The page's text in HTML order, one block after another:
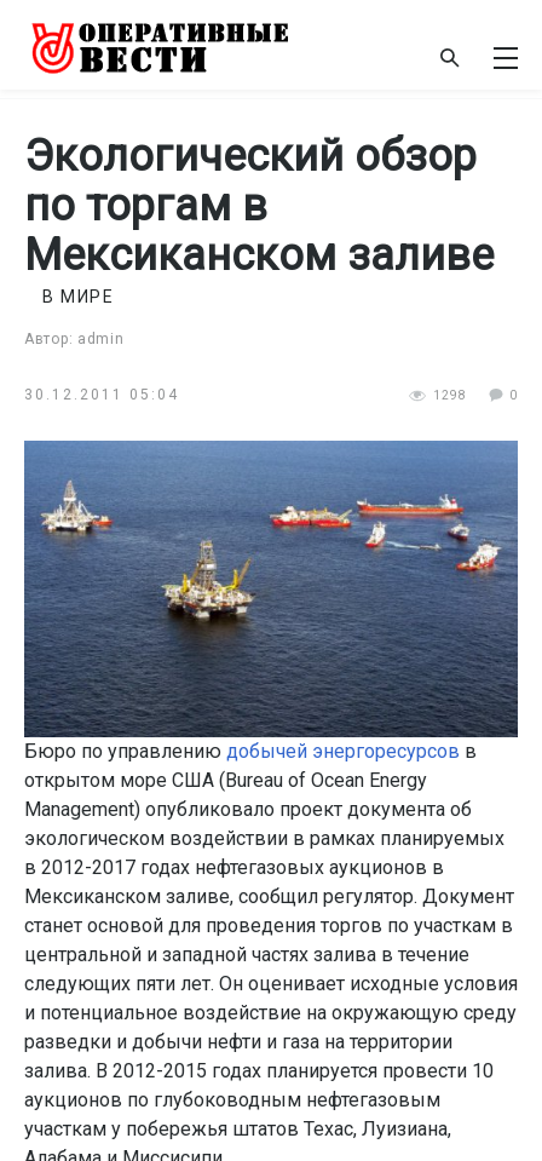
Экологический обзор
по торгам в
Мексиканском заливе
Автор: admin
В МИРЕ
30.12.2011 05:04 1298 0
Бюро по управлению добычей энергоресурсов в
открытом море США (Bureau of Ocean Energy
Management) опубликовало проект документа об
экологическом воздействии в рамках планируемых
в 2012-2017 годах нефтегазовых аукционов в
Мексиканском заливе, сообщил регулятор. Документ
станет основой для проведения торгов по участкам в
центральной и западной частях залива в течение
следующих пяти лет. Он оценивает исходные условия
и потенциальное воздействие на окружающую среду
разведки и добычи нефти и газа на территории
залива. В 2012-2015 годах планируется провести 10
аукционов по глубоководным нефтегазовым
участкам у побережья штатов Техас, Луизиана,